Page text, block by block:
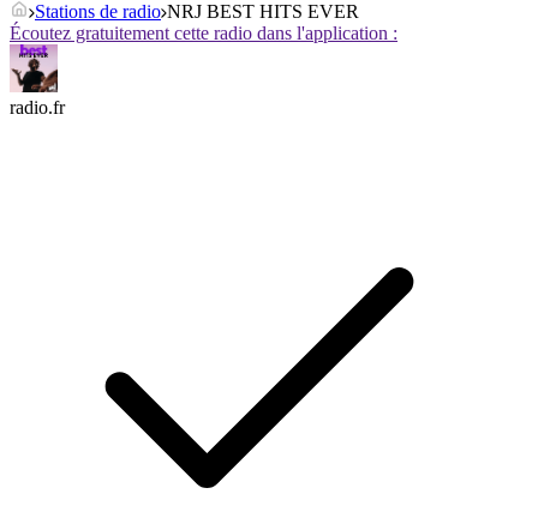
Stations de radio NRJ BEST HITS EVER
Écoutez gratuitement cette radio dans l'application :
radio.fr